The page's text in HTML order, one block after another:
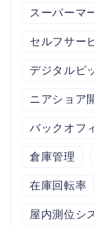
スーパーマ
セルフサー
デジタルピ
ニアショア
バックオフ
倉庫管理
在庫回転率
屋内測位シ